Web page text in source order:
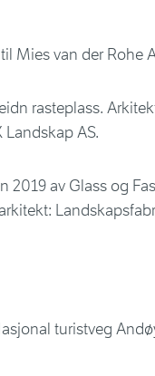
Mies van der Rohe
rasteplass.
Landskap AS.
2019 av Glass og
turistveg